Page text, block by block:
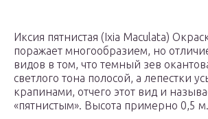
Иксия пятнистая (Ixia Maculata)
поражает многообразием, но
видов в том, что темный зев
светлого тона полосой, а лепестки
крапинами, отчего этот вид и
«пятнистым». Высота примерно 0,5 м.